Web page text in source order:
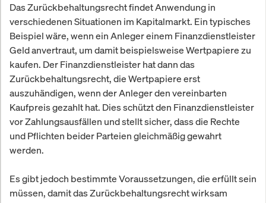
Das Zurückbehaltungsrecht findet Anwendung in
verschiedenen Situationen im Kapitalmarkt. Ein typisches
Beispiel wäre, wenn ein Anleger einem Finanzdienstleister
Geld anvertraut, um damit beispielsweise Wertpapiere zu
kaufen. Der Finanzdienstleister hat dann das
Zurückbehaltungsrecht, die Wertpapiere erst
auszuhändigen, wenn der Anleger den vereinbarten
Kaufpreis gezahlt hat. Dies schützt den Finanzdienstleister
vor Zahlungsausfällen und stellt sicher, dass die Rechte
und Pflichten beider Parteien gleichmäßig gewahrt
werden.
Es gibt jedoch bestimmte Voraussetzungen, die erfüllt sein
müssen, damit das Zurückbehaltungsrecht wirksam